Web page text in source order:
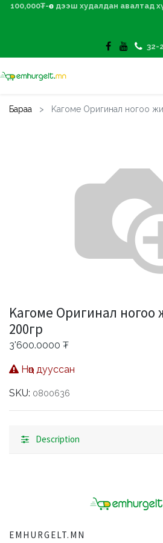
100,000₮-өөс дээш худалдан
32-
Бараа Kагоме Оригинал ногоо
Kагоме Оригинал ногоо
200гр
3'600.0000 ₮
Нөөц дууссан
SKU: 0800636
Description
EMHURGELT.MN